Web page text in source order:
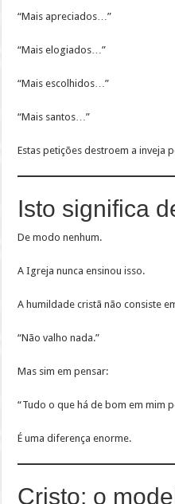
“Mais apreciados…”
“Mais elogiados…”
“Mais escolhidos…”
“Mais santos…”
Estas petições destroem a inveja
Isto significa
De modo nenhum.
A Igreja nunca ensinou isso.
A humildade cristã não consiste
“Não valho nada.”
Mas sim em pensar:
“Tudo o que há de bom em mim
É uma diferença enorme.
Cristo: o